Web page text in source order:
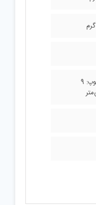
قطر توپ: 9